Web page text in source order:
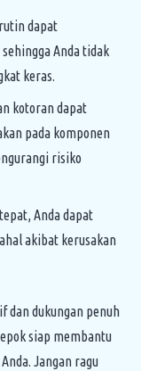
dapat
Anda tidak
keras.
kotoran dapat
pada komponen
risiko
Anda dapat
akibat kerusakan
dan dukungan penuh
siap membantu
Jangan ragu